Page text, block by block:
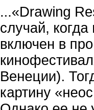
...«Drawing
случай,
включен в
Венеции).
картину